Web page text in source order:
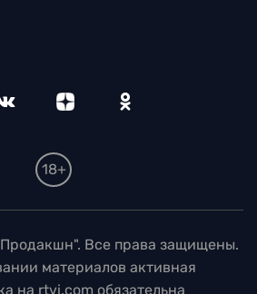
18+
Все права защищены.
материалов активная
на rtvi.com обязательна